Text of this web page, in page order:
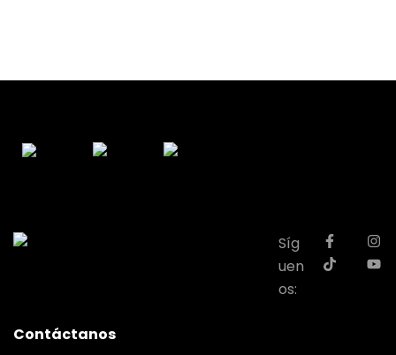
Síg
uen
os:
Contáctanos